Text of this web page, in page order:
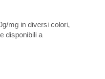
mg in diversi colori,
disponibili a